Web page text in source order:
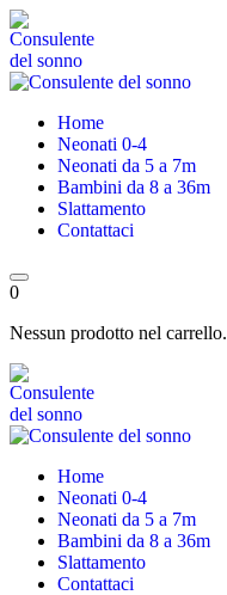
Skip
to
content
Home
Neonati 0-4
Neonati da 5 a 7m
Bambini da 8 a 36m
Slattamento
Contattaci
0
Nessun prodotto nel carrello.
Home
Neonati 0-4
Neonati da 5 a 7m
Bambini da 8 a 36m
Slattamento
Contattaci